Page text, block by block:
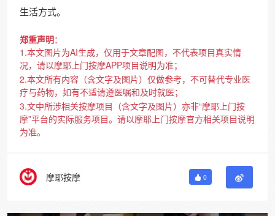
生活方式。
郑重声明：
1.本文图片为AI生成，仅用于文章配图，不代表项目真实情
况，请以摩耶上门按摩APP项目说明为准；
2.本文所有内容（含文字及图片）仅做参考，不可替代专业医
疗与药物，如有不适请遵医嘱和及时就医；
3.文中所涉相关按摩项目（含文字及图片）亦非“摩耶上门按
摩”平台的实际服务项目。请以摩耶上门按摩官方相关项目说明
为准。
摩耶按摩 0